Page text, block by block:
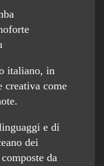
italiano, in
creativa come
e di
dei
da